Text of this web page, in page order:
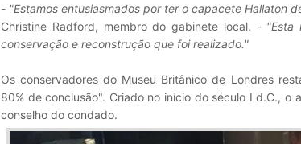
- "Estamos entusiasmados por ter o capacete Hallaton
Christine Radford, membro do gabinete local. - "Esta
conservação e reconstrução que foi realizado."
Os conservadores do Museu Britânico de Londres
80% de conclusão". Criado no início do século I d.C.,
conselho do condado.